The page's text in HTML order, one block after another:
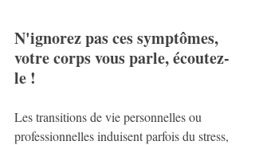
N'ignorez pas ces symptômes,
votre corps vous parle, écoutez-
le !
Les transitions de vie personnelles ou
professionnelles induisent parfois du stress,